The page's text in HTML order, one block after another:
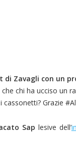
di Zavagli con un
chi ha ucciso
Grazie
Sap lesive dell’